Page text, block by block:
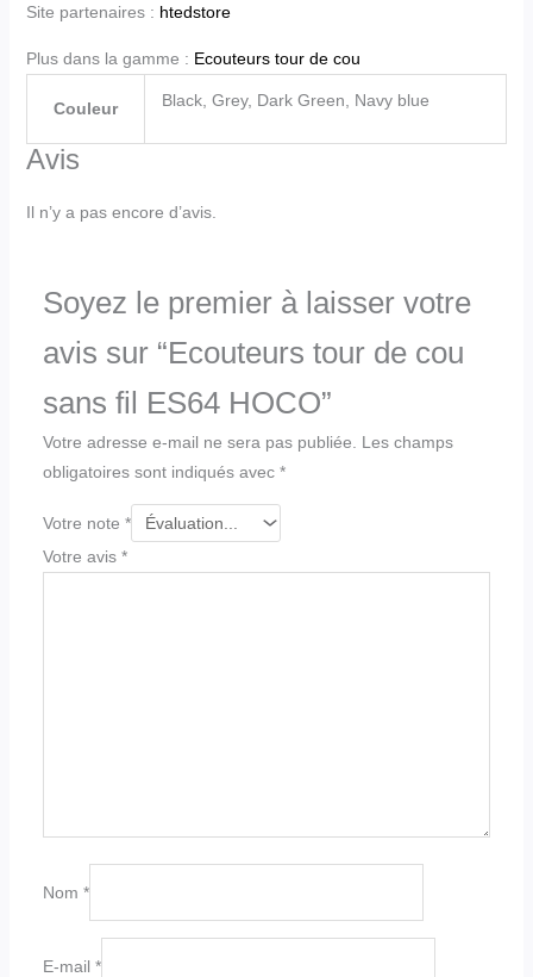
Site partenaires : htedstore
Plus dans la gamme : Ecouteurs tour de cou
Couleur Black, Grey, Dark Green, Navy blue
Avis
Il n’y a pas encore d’avis.
Soyez le premier à laisser votre
avis sur “Ecouteurs tour de cou
sans fil ES64 HOCO”
Votre adresse e-mail ne sera pas publiée.
Les champs
obligatoires sont indiqués avec *
Votre note *
Votre avis *
Nom *
E-mail *